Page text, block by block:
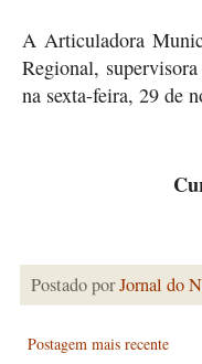
A Articuladora
Regional,
na sexta-feira, 29 de
Postado porJornal do
Postagem mais recente